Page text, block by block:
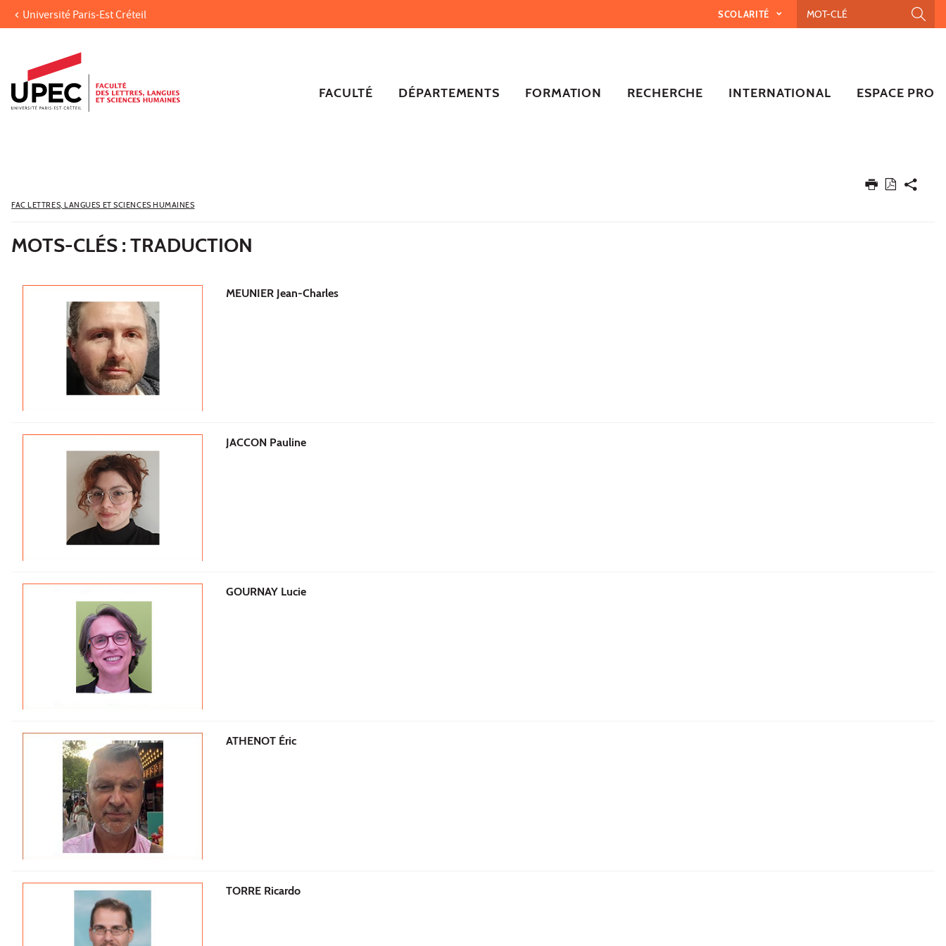
Aller au contenu
Accès directs
Recherche
Université Paris-Est Créteil SCOLARITÉ
FACULTÉ DÉPARTEMENTS FORMATION RECHERCHE INTERNATIONAL ESPACE PRO
FAC LETTRES, LANGUES ET SCIENCES HUMAINES
MOTS-CLÉS : TRADUCTION
MEUNIER Jean-Charles
JACCON Pauline
GOURNAY Lucie
ATHENOT Éric
TORRE Ricardo